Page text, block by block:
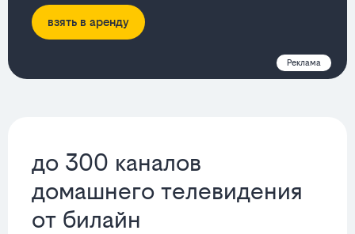
взять в аренду
Реклама
до 300 каналов
домашнего телевидения
от билайн